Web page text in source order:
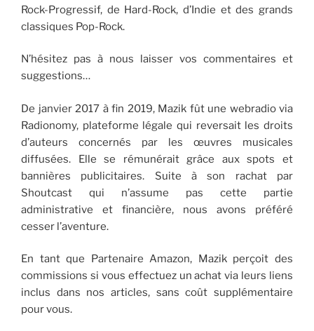
Rock-Progressif, de Hard-Rock, d’Indie et des grands
classiques Pop-Rock.
N’hésitez pas à nous laisser vos commentaires et
suggestions…
De janvier 2017 à fin 2019, Mazik fût une webradio via
Radionomy, plateforme légale qui reversait les droits
d’auteurs concernés par les œuvres musicales
diffusées. Elle se rémunérait grâce aux spots et
bannières publicitaires. Suite à son rachat par
Shoutcast qui n’assume pas cette partie
administrative et financière, nous avons préféré
cesser l’aventure.
En tant que Partenaire Amazon, Mazik perçoit des
commissions si vous effectuez un achat via leurs liens
inclus dans nos articles, sans coût supplémentaire
pour vous.